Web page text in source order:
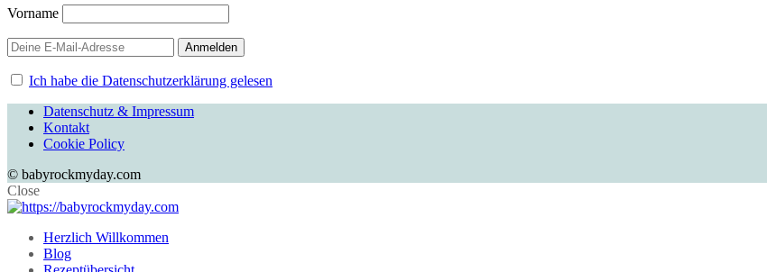
Vorname
Ich habe die Datenschutzerklärung gelesen
Datenschutz & Impressum
Kontakt
Cookie Policy
© babyrockmyday.com
Close
Herzlich Willkommen
Blog